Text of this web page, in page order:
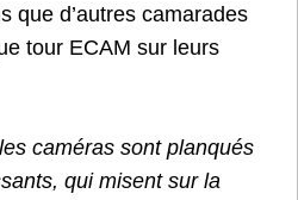
que d’autres camarades
tour ECAM sur leurs
caméras sont planqués
qui misent sur la